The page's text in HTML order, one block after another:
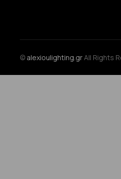
© alexioulighting.grAll Rights